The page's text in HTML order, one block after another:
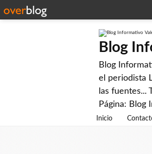
Blog
Blog
el periodista
las fuentes...
Página: Blog
Inicio